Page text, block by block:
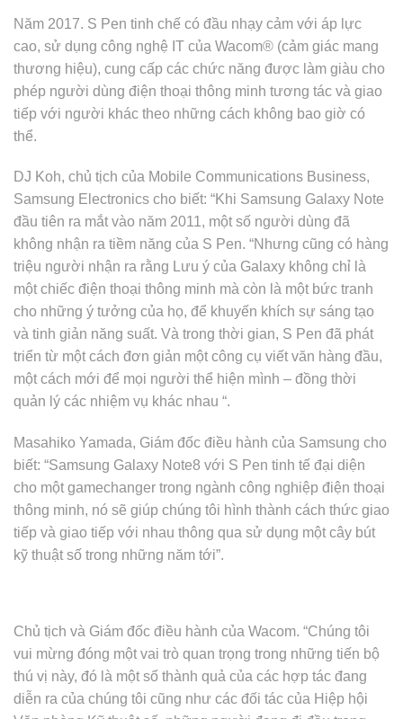
Năm 2017. S Pen tinh chế có đầu nhạy cảm với áp lực
cao, sử dụng công nghệ IT của Wacom® (cảm giác mang
thương hiệu), cung cấp các chức năng được làm giàu cho
phép người dùng điện thoại thông minh tương tác và giao
tiếp với người khác theo những cách không bao giờ có
thể.
DJ Koh, chủ tịch của Mobile Communications Business,
Samsung Electronics cho biết: “Khi Samsung Galaxy Note
đầu tiên ra mắt vào năm 2011, một số người dùng đã
không nhận ra tiềm năng của S Pen. “Nhưng cũng có hàng
triệu người nhận ra rằng Lưu ý của Galaxy không chỉ là
một chiếc điện thoại thông minh mà còn là một bức tranh
cho những ý tưởng của họ, để khuyến khích sự sáng tạo
và tinh giản năng suất. Và trong thời gian, S Pen đã phát
triển từ một cách đơn giản một công cụ viết văn hàng đầu,
một cách mới để mọi người thể hiện mình – đồng thời
quản lý các nhiệm vụ khác nhau “.
Masahiko Yamada, Giám đốc điều hành của Samsung cho
biết: “Samsung Galaxy Note8 với S Pen tinh tế đại diện
cho một gamechanger trong ngành công nghiệp điện thoại
thông minh, nó sẽ giúp chúng tôi hình thành cách thức giao
tiếp và giao tiếp với nhau thông qua sử dụng một cây bút
kỹ thuật số trong những năm tới”.
Chủ tịch và Giám đốc điều hành của Wacom. “Chúng tôi
vui mừng đóng một vai trò quan trọng trong những tiến bộ
thú vị này, đó là một số thành quả của các hợp tác đang
diễn ra của chúng tôi cũng như các đối tác của Hiệp hội